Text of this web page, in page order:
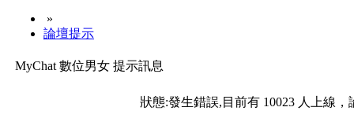
»
論壇提示
MyChat 數位男女 提示訊息
狀態:發生錯誤,目前有 10023 人上線